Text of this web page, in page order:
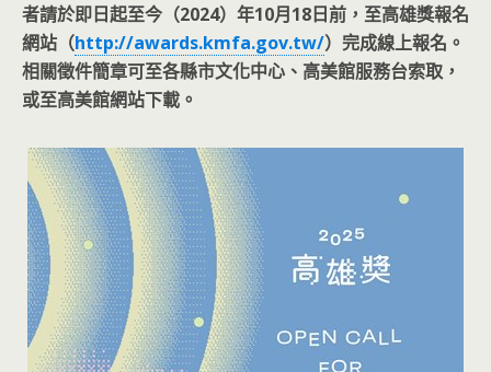
者請於即日起至今（2024）年10月18日前，至高雄獎報名
網站（http://awards.kmfa.gov.tw/）完成線上報名。
相關徵件簡章可至各縣市文化中心、高美館服務台索取，
或至高美館網站下載。